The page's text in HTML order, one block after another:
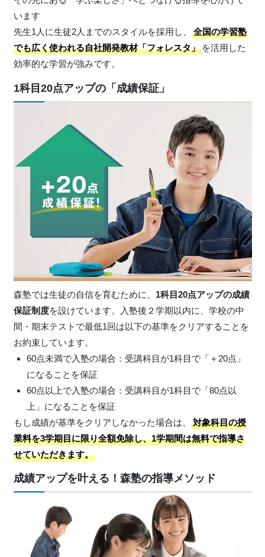
います
先生1人に生徒2人までのスタイルを採用し、
全国の学習塾
でも広く使われる自社開発教材「フォレスタ」を活用した
効率的な学習が強みです。
1科目20点アップの「成績保証」
森塾では生徒の自信を育むために、 1科目20点アップの成績
保証制度を設けています。入塾後２学期以内に、学校の中
間・期末テストで最低1回は以下の基準をクリアすることを
お約束しています。
60点未満で入塾の場合：受講科目が1科目で「＋20点」
になることを保証
60点以上で入塾の場合：受講科目が1科目で「80点以
上」になることを保証
もし成績が基準をクリアしなかった場合は、
対象科目の授
業料を3学期目に限り全額免除し、1学期間は無料で指導さ
せていただきます。
成績アップを叶える！森塾の指導メソッド